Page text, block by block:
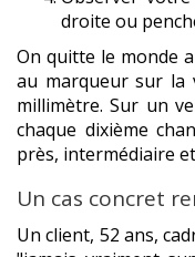
droite ou
On quitte le monde
au marqueur sur la
millimètre. Sur un
chaque dixième
près, intermédiaire
Un cas concret
Un client, 52 ans,